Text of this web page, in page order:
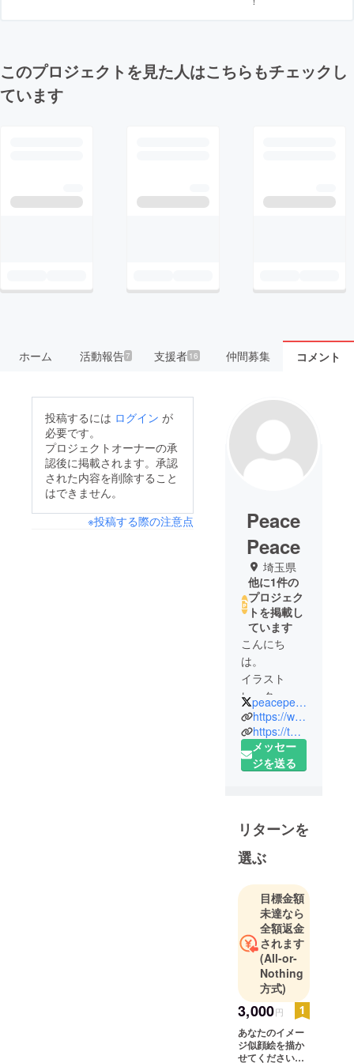
このプロジェクトを見た人はこちらもチェックし
ています
ホーム 活動報告7 支援者 16 仲間募集 コメント
投稿するには ログイン が
必要です。
プロジェクトオーナーの承
認後に掲載されます。承認
された内容を削除すること
はできません。
※投稿する際の注意点
Peace
Peace
埼玉県
他に1件の
プロジェク
トを掲載し
ています
こんにち
は。
イラスト
レーターの
Peace
Peaceと申し
ます('_')☆ミ
☆ミ☆ミ
peacepeace8_8
https://www.facebook.com/peace.peace.5220
https://twitter.com/peacepeace8_8
メッセー
ジを送る
リターンを
選ぶ
目標金額
未達なら
全額返金
されます
(All-or-
Nothing
方式)
3,000円
あなたのイメー
ジ似顔絵を描か
せてください☆